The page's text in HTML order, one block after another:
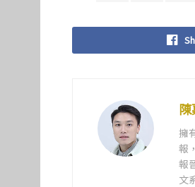
擁
報
報
文